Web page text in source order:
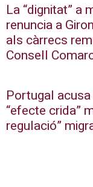
La “dignitat” a
renuncia a
als càrrecs
Consell
Portugal
“efecte crida”
regulació”